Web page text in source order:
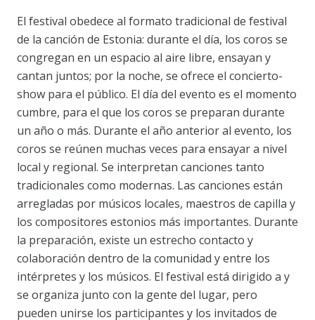
El festival obedece al formato tradicional de festival
de la canción de Estonia: durante el día, los coros se
congregan en un espacio al aire libre, ensayan y
cantan juntos; por la noche, se ofrece el concierto-
show para el público. El día del evento es el momento
cumbre, para el que los coros se preparan durante
un año o más. Durante el año anterior al evento, los
coros se reúnen muchas veces para ensayar a nivel
local y regional. Se interpretan canciones tanto
tradicionales como modernas. Las canciones están
arregladas por músicos locales, maestros de capilla y
los compositores estonios más importantes. Durante
la preparación, existe un estrecho contacto y
colaboración dentro de la comunidad y entre los
intérpretes y los músicos. El festival está dirigido a y
se organiza junto con la gente del lugar, pero
pueden unirse los participantes y los invitados de